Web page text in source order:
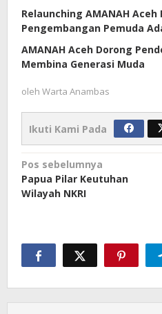
Relaunching AMANAH
Pengembangan Pemuda
AMANAH Aceh Dorong
Membina Generasi Muda
oleh Warta Anambas
Ikuti Kami Pada
Navigasi
pos
Pos sebelumnya
Papua Pilar Keutuhan
Wilayah NKRI